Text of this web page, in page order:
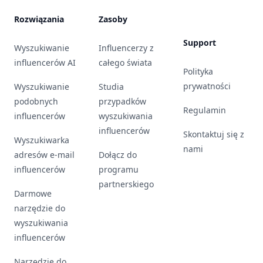
Rozwiązania
Wyszukiwanie
influencerów AI
Wyszukiwanie
podobnych
influencerów
Wyszukiwarka
adresów e-mail
influencerów
Darmowe
narzędzie do
wyszukiwania
influencerów
Zasoby
Influencerzy z
całego świata
Studia
przypadków
wyszukiwania
influencerów
Dołącz do
programu
partnerskiego
Support
Polityka
prywatności
Regulamin
Skontaktuj się z
nami